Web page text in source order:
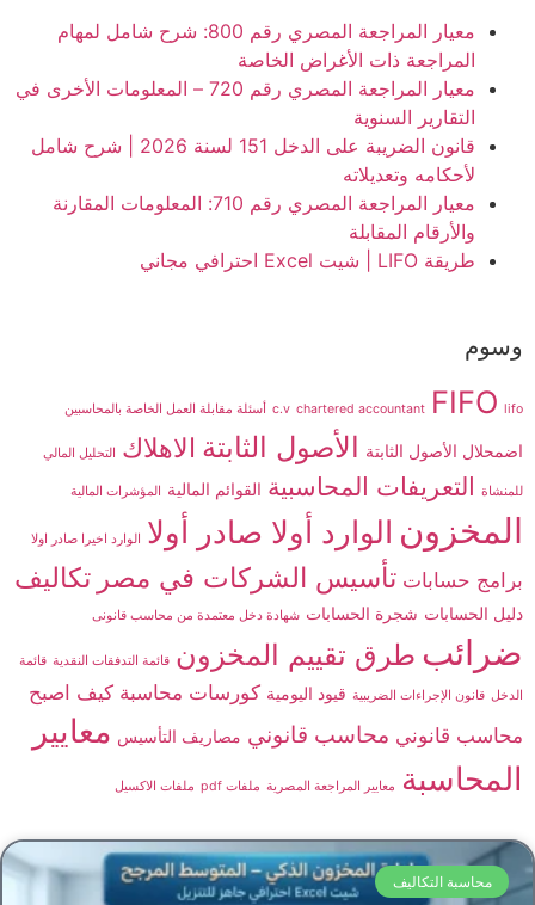
معيار المراجعة المصري رقم 800: شرح شامل لمهام
المراجعة ذات الأغراض الخاصة
معيار المراجعة المصري رقم 720 – المعلومات الأخرى في
التقارير السنوية
قانون الضريبة على الدخل 151 لسنة 2026 | شرح شامل
لأحكامه وتعديلاته
معيار المراجعة المصري رقم 710: المعلومات المقارنة
والأرقام المقابلة
طريقة LIFO | شيت Excel احترافي مجاني
وسوم
c.v chartered accountant FIFO lifo أسئلة مقابلة العمل الخاصة بالمحاسبين
اضمحلال الأصول الثابتة الأصول الثابتة الاهلاك التحليل المالي
للمنشاة التعريفات المحاسبية القوائم المالية المؤشرات المالية
المخزون الوارد أولا صادر أولا الوارد اخيرا صادر اولا
برامج حسابات تأسيس الشركات في مصر تكاليف
دليل الحسابات شجرة الحسابات شهادة دخل معتمدة من محاسب قانونى
ضرائب طرق تقييم المخزون قائمة التدفقات النقدية قائمة
الدخل قانون الإجراءات الضريبية قيود اليومية كورسات محاسبة كيف اصبح
محاسب قانوني محاسب قانوني مصاريف التأسيس معايير
المحاسبة
معايير المراجعة المصرية ملفات pdf ملفات الاكسيل
محاسبة التكاليف